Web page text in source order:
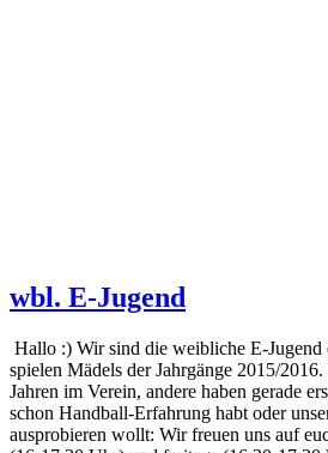
wbl. E-Jugend
Hallo :) Wir sind die weibliche E-
spielen Mädels der Jahrgänge 2015/
Jahren im Verein, andere haben gerade
schon Handball-Erfahrung habt oder
ausprobieren wollt: Wir freuen uns auf